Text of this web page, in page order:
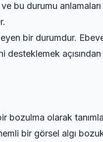
bu durumu
bir durumdur.
desteklemek
bozulma olarak
bir görsel algı